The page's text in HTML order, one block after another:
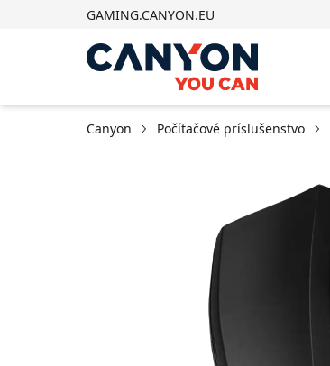
GAMING.CANYON.EU
Canyon Počítačové príslušenstvo